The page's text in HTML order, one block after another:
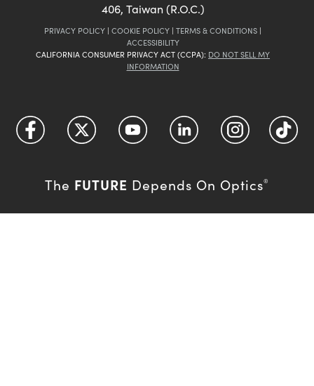
406, Taiwan (R.O.C.)
PRIVACY POLICY | COOKIE POLICY | TERMS & CONDITIONS |
ACCESSIBILITY
CALIFORNIA CONSUMER PRIVACY ACT (CCPA): DO NOT SELL MY
INFORMATION
The FUTURE Depends On Optics®